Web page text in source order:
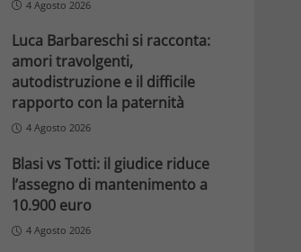
4 Agosto 2026
Luca Barbareschi si racconta:
amori travolgenti,
autodistruzione e il difficile
rapporto con la paternità
4 Agosto 2026
Blasi vs Totti: il giudice riduce
l’assegno di mantenimento a
10.900 euro
4 Agosto 2026